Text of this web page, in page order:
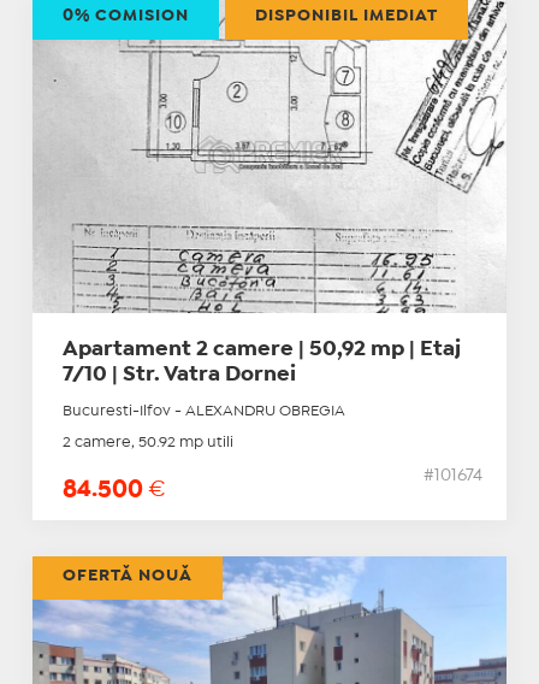
Apartament 2 camere | 50,92 mp | Etaj
7/10 | Str. Vatra Dornei
Bucuresti-Ilfov - ALEXANDRU OBREGIA
2 camere, 50.92 mp utili
84.500 €
#101674
0% COMISION DISPONIBIL IMEDIAT
OFERTĂ NOUĂ